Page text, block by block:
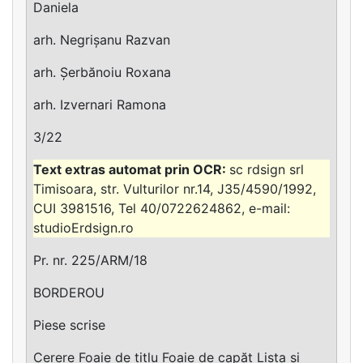
Daniela
arh. Negrișanu Razvan
arh. Șerbănoiu Roxana
arh. Izvernari Ramona
3/22
sc rdsign srl
Timisoara, str. Vulturilor nr.14, J35/4590/1992,
CUI 3981516, Tel 40/0722624862, e-mail:
studioErdsign.ro
Pr. nr. 225/ARM/18
BORDEROU
Piese scrise
Cerere Foaie de titlu Foaie de capăt Lista și